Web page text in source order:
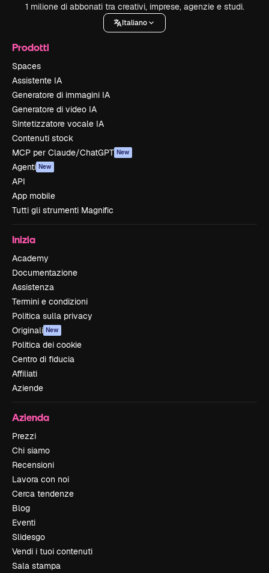
1 milione di abbonati tra creativi, imprese, agenzie e studi.
Italiano
Prodotti
Spaces
Assistente IA
Generatore di immagini IA
Generatore di video IA
Sintetizzatore vocale IA
Contenuti stock
MCP per Claude/ChatGPT New
Agenti New
API
App mobile
Tutti gli strumenti Magnific
Inizia
Academy
Documentazione
Assistenza
Termini e condizioni
Politica sulla privacy
Originali New
Politica dei cookie
Centro di fiducia
Affiliati
Aziende
Azienda
Prezzi
Chi siamo
Recensioni
Lavora con noi
Cerca tendenze
Blog
Eventi
Slidesgo
Vendi i tuoi contenuti
Sala stampa